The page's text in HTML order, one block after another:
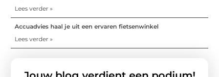
Lees verder »
Accuadvies haal je uit een ervaren fietsenwinkel
Lees verder »